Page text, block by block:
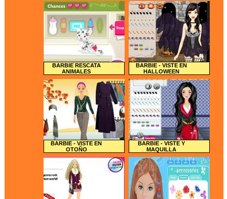
BARBIE RESCATA
ANIMALES
BARBIE - VISTE EN
HALLOWEEN
BARBIE - VISTE EN
OTOÑO
BARBIE - VISTE Y
MAQUILLA